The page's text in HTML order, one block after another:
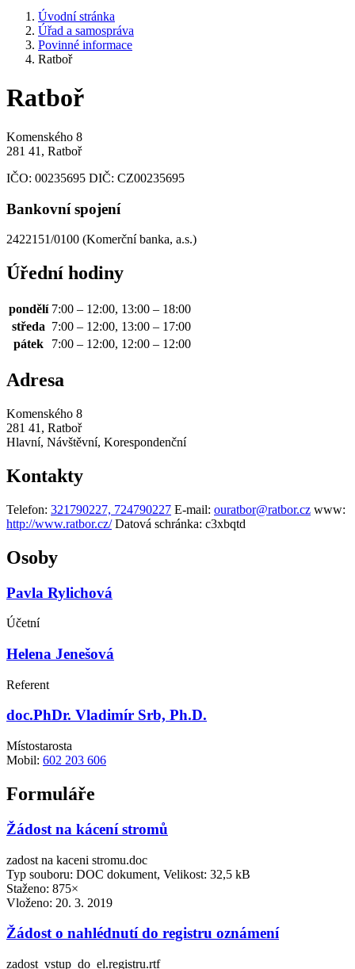
Úvodní stránka
Úřad a samospráva
Povinné informace
Ratboř
Ratboř
Komenského 8
281 41, Ratboř
IČO: 00235695 DIČ: CZ00235695
Bankovní spojení
2422151/0100 (Komerční banka, a.s.)
Úřední hodiny
pondělí 7:00 – 12:00, 13:00 – 18:00
středa 7:00 – 12:00, 13:00 – 17:00
pátek
7:00 – 12:00, 12:00 – 12:00
Adresa
Komenského 8
281 41, Ratboř
Hlavní, Návštěvní, Korespondenční
Kontakty
Telefon: 321790227, 724790227 E-mail: ouratbor@ratbor.cz www:
http://www.ratbor.cz/ Datová schránka: c3xbqtd
Osoby
Pavla Rylichová
Účetní
Helena Jenešová
Referent
doc.PhDr. Vladimír Srb, Ph.D.
Místostarosta
Mobil: 602 203 606
Formuláře
Žádost na kácení stromů
zadost na kaceni stromu.doc
Typ souboru: DOC dokument, Velikost: 32,5 kB
Staženo: 875×
Vloženo: 20. 3. 2019
Žádost o nahlédnutí do registru oznámení
zadost_vstup_do_el.registru.rtf